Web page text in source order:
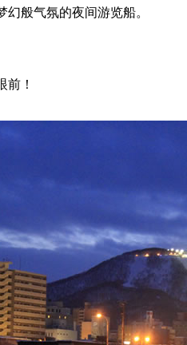
般气氛的夜间游览船。
前！